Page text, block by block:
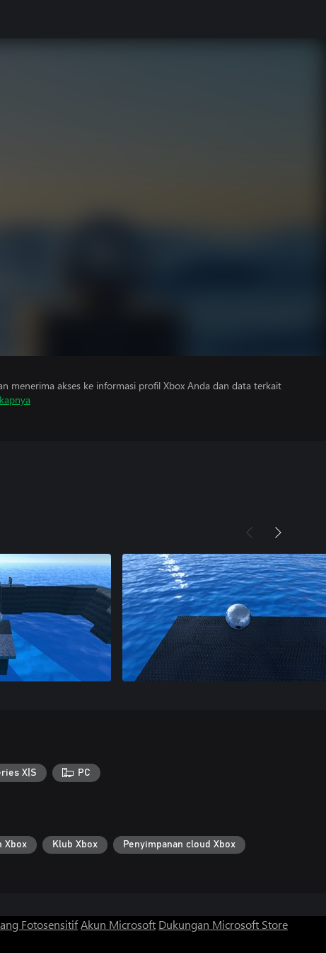
menerima akses ke informasi profil Xbox Anda dan data terkait
X|S PC
Xbox Klub Xbox Penyimpanan cloud Xbox
FotosensitifAkun Microsoft Dukungan Microsoft Store